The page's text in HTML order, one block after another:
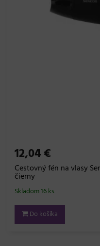
12,04 €
Cestovný fén na vlasy
čierny
Skladom 16 ks
Do košíka